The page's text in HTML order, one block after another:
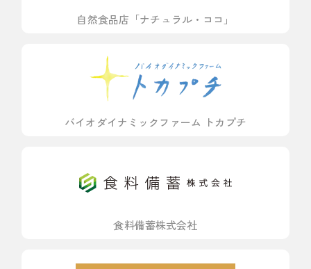
自然食品店「ナチュラル・ココ」
バイオダイナミックファーム トカプチ
食料備蓄株式会社